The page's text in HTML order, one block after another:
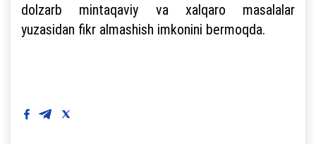
dolzarb mintaqaviy va xalqaro masalalar
yuzasidan fikr almashish imkonini bermoqda.